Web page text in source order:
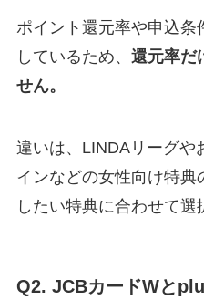
ポイント還元率や申込条
しているため、 還元率だ
せん。
違いは、LINDAリーグや
インなどの女性向け特典
したい特典に合わせて選
Q2. JCBカードWと